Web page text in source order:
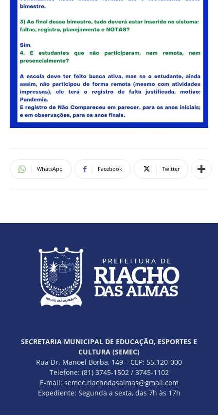
WhatsApp Facebook Twitter
SECRETARIA MUNICIPAL DE EDUCAÇÃO, ESPORTES E
CULTURA (SEMEC)
Rua Dr. Manoel Borba, 149 – CEP: 55.120-000
Telefone: (81) 3745-1502 / 3745-1102
E-mail: semec.riachodasalmas@gmail.com
Expediente: Segunda a sexta, das 7h às 17h